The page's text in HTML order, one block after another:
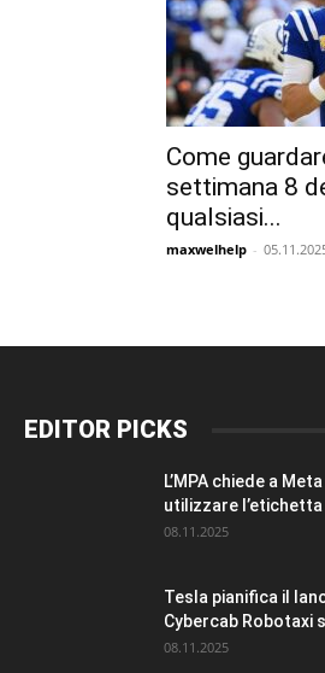
Come
settimana 8
qualsiasi...
maxwelhelp -
EDITOR PICKS
L’MPA chiede a
utilizzare l’etichetta
08.11.2025
Tesla pianifica il
Cybercab Robotaxi
08.11.2025